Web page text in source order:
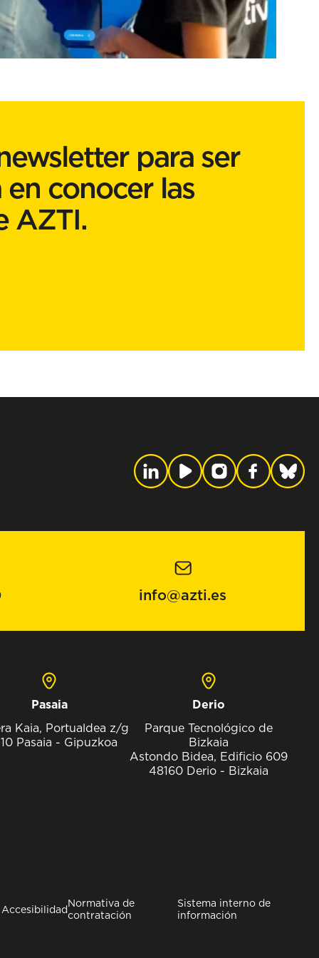
para ser
conocer las
AZTI.
info@azti.es
Pasaia
Kaia, Portualdea z/g
Pasaia - Gipuzkoa
Derio
Parque Tecnológico de
Bizkaia
Astondo Bidea, Edificio 609
48160 Derio - Bizkaia
AccesibilidadNormativa de
contratación
Sistema interno de
información